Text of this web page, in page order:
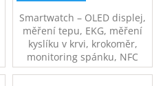
Smartwatch – OLED displej,
měření tepu, EKG, měření
kyslíku v krvi, krokoměr,
monitoring spánku, NFC
(Apple Pay), Bluetooth, GPS,